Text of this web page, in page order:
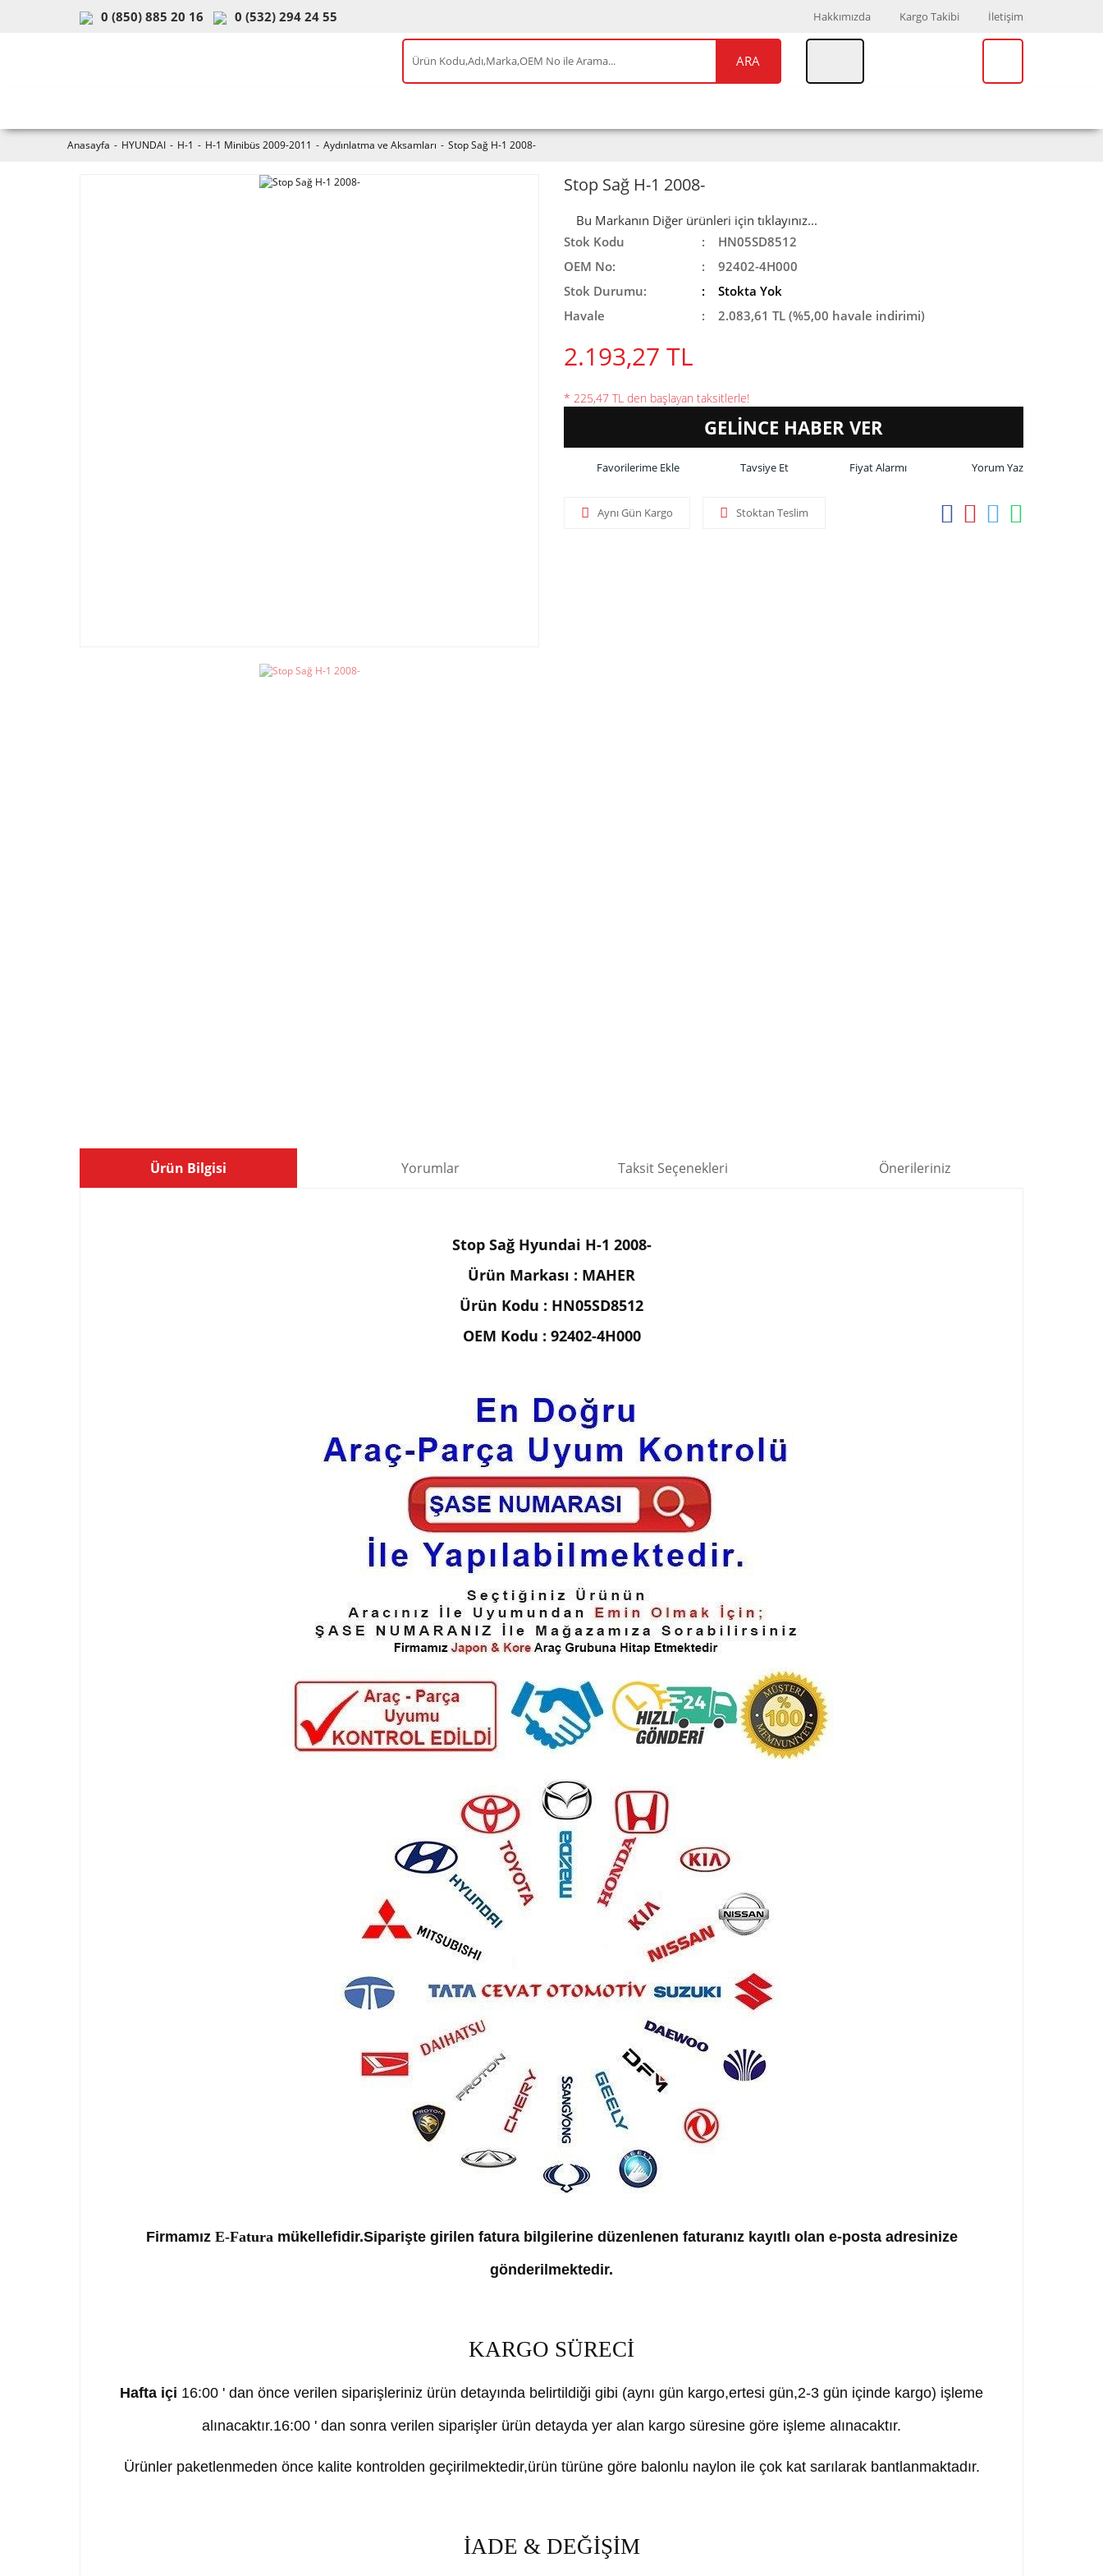
0 (850) 885 20 16 0 (532) 294 24 55 Hakkımızda Kargo Takibi İletişim
ARA
Anasayfa HYUNDAI H-1 H-1 Minibüs 2009-2011 Aydınlatma ve Aksamları Stop Sağ H-1 2008-
Stop Sağ H-1 2008-
Bu Markanın Diğer ürünleri için tıklayınız...
Stok Kodu
HN05SD8512
OEM No:
92402-4H000
Stok Durumu:
Stokta Yok
Havale
2.083,61 TL (%5,00 havale indirimi)
2.193,27 TL
* 225,47 TL den başlayan taksitlerle!
GELİNCE HABER VER
Tavsiye Et Fiyat Alarmı Yorum Yaz
Aynı Gün Kargo Stoktan Teslim
Ürün Bilgisi Yorumlar Taksit Seçenekleri Önerileriniz
Stop Sağ Hyundai H-1 2008-
Ürün Markası : MAHER
Ürün Kodu : HN05SD8512
OEM Kodu : 92402-4H000
Firmamız E-Faturamükellefidir.Siparişte girilen fatura bilgilerine düzenlenen faturanız kayıtlı olan e-posta adresinize
gönderilmektedir.
KARGO SÜRECİ
Hafta içi 16:00 ' dan önce verilen siparişleriniz ürün detayında belirtildiği gibi (aynı gün kargo,ertesi gün,2-3 gün içinde kargo) işleme
alınacaktır.16:00 ' dan sonra verilen siparişler ürün detayda yer alan kargo süresine göre işleme alınacaktır.
Ürünler paketlenmeden önce kalite kontrolden geçirilmektedir,ürün türüne göre balonlu naylon ile çok kat sarılarak bantlanmaktadır.
İADE & DEĞİŞİM